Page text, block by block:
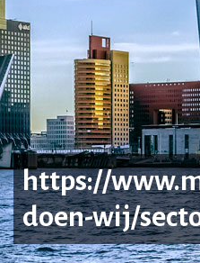
https://
doen-wij/